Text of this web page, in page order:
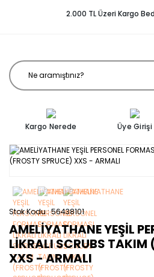
2.000 TL Üzeri Kargo
Kargo Nerede Üye Girişi
Stok Kodu 56438101
AMELİYATHANE YEŞİL
LİKRALI SCRUBS TAKIM
XXS - ARMALI